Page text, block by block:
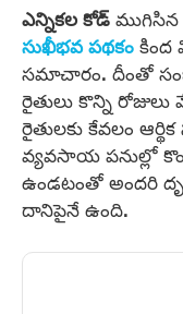
ఎన్నికల కోడ్ముగిసిన
సుఖీభవ పథకంకింద
సమాచారం. దీంతో
రైతులు కొన్ని
రైతులకు కేవలం
వ్యవసాయ పనుల్లో
ఉండటంతో అందరి
దానిపైనే ఉంది.